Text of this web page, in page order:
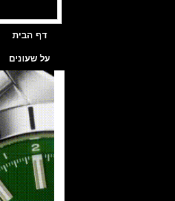
דף הבית
על שעונים